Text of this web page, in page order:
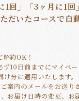
1回」「3ヶ月に1
だいたコースで自
約OK！
10日前までにマイペー
分に適用いたします。
案内のメールをお送り
お届け日時の変更、お